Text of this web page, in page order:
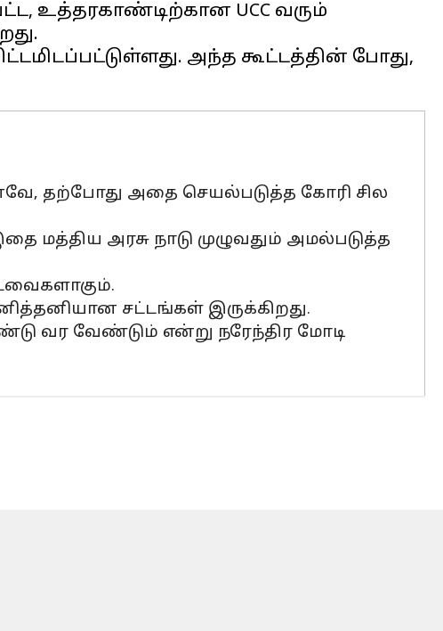
உத்தரகாண்டிற்கான UCC வரும்
அந்த கூட்டத்தின் போது,
தற்போது அதை செயல்படுத்த கோரி சில
மத்திய அரசு நாடு முழுவதும் அமல்படுத்த
சட்டங்கள் இருக்கிறது.
வர வேண்டும் என்று நரேந்திர மோடி